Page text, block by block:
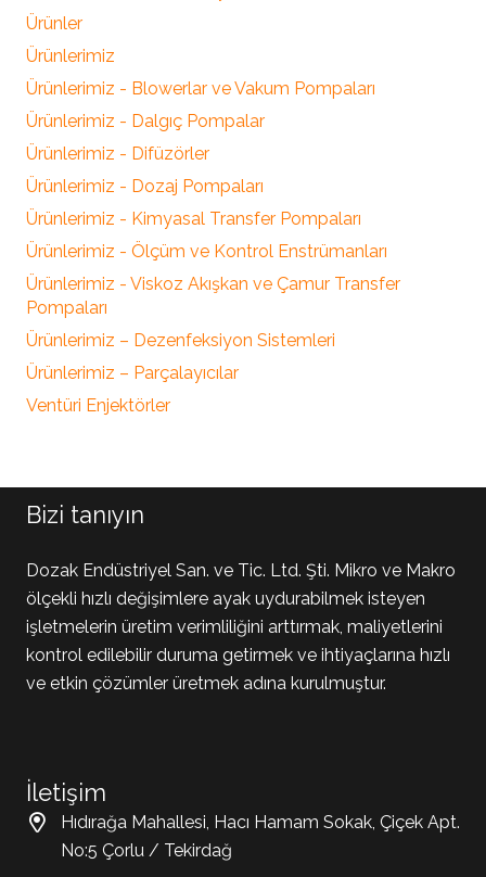
Ürünler
Ürünlerimiz
Ürünlerimiz - Blowerlar ve Vakum Pompaları
Ürünlerimiz - Dalgıç Pompalar
Ürünlerimiz - Difüzörler
Ürünlerimiz - Dozaj Pompaları
Ürünlerimiz - Kimyasal Transfer Pompaları
Ürünlerimiz - Ölçüm ve Kontrol Enstrümanları
Ürünlerimiz - Viskoz Akışkan ve Çamur Transfer
Pompaları
Ürünlerimiz – Dezenfeksiyon Sistemleri
Ürünlerimiz – Parçalayıcılar
Ventüri Enjektörler
Bizi tanıyın
Dozak Endüstriyel San. ve Tic. Ltd. Şti. Mikro ve Makro
ölçekli hızlı değişimlere ayak uydurabilmek isteyen
işletmelerin üretim verimliliğini arttırmak, maliyetlerini
kontrol edilebilir duruma getirmek ve ihtiyaçlarına hızlı
ve etkin çözümler üretmek adına kurulmuştur.
İletişim
Hıdırağa Mahallesi, Hacı Hamam Sokak, Çiçek Apt.
No:5 Çorlu / Tekirdağ